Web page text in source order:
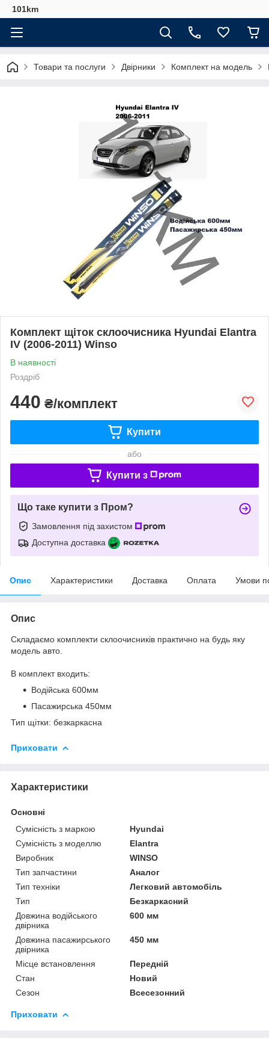
101km
Товари та послуги Двірники Комплект на модель
Комплект щіток склоочисника Hyundai Elantra
IV (2006-2011) Winso
В наявності
Роздріб
440 ₴/комплект
Купити
або
Купити з
Що таке купити з Пром?
Замовлення під захистом
Доступна доставка
Опис Характеристики Доставка Оплата Умови
Опис
Складаємо комплекти склоочисників практично на будь яку
модель авто.
В комплект входить:
Водійська 600мм
Пасажирська 450мм
Тип щітки: безкаркасна
Приховати
Характеристики
Основні
Сумісність з маркою
Hyundai
Сумісність з моделлю
Elantra
Виробник
WINSO
Тип запчастини
Аналог
Тип техніки
Легковий автомобіль
Тип
Безкаркасний
Довжина водійського
двірника
600 мм
Довжина пасажирського
двірника
450 мм
Місце встановлення
Передній
Стан
Новий
Сезон
Всесезонний
Приховати